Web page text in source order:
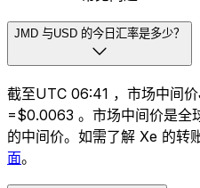
JMD 与USD 的今日汇率是多少？
截至UTC 06:41 ，市场中间
=$0.0063 。市场中间价是全
的中间价。如需了解 Xe 的转
面。